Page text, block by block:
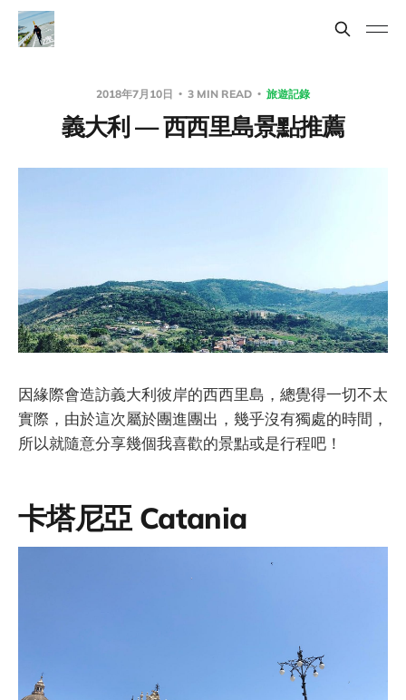
2018年7月10日 3 MIN READ 旅遊記錄
義大利 — 西西里島景點推薦
因緣際會造訪義大利彼岸的西西里島，總覺得一切不太
實際，由於這次屬於團進團出，幾乎沒有獨處的時間，
所以就隨意分享幾個我喜歡的景點或是行程吧！
卡塔尼亞 Catania